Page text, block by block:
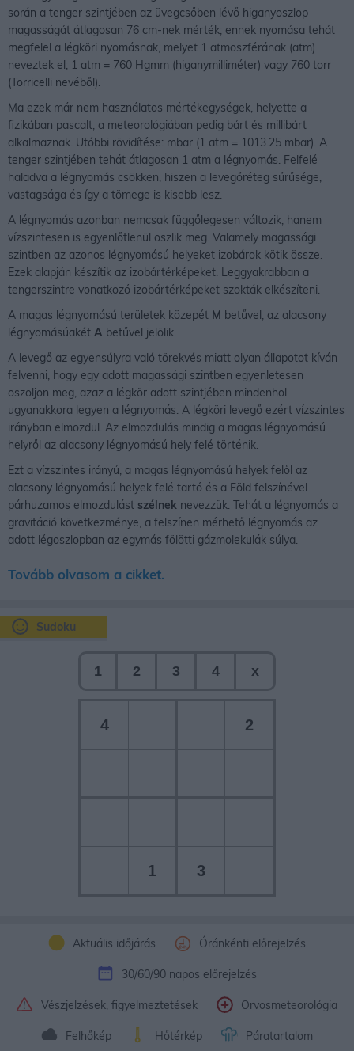
Aktuális időjárás Óránkénti előrejelzés
30/60/90 napos előrejelzés
Vészjelzések, figyelmeztetések Orvosmeteorológia
Felhőkép Hőtérkép Páratartalom
Sudoku
1 2 3 4 x
4 2
1 3
során a tenger szintjében az üvegcsőben lévő higanyoszlop
magasságát átlagosan 76 cm-nek mérték; ennek nyomása tehát
megfelel a légköri nyomásnak, melyet 1 atmoszférának (atm)
neveztek el; 1 atm = 760 Hgmm (higanymilliméter) vagy 760 torr
(Torricelli nevéből).
Ma ezek már nem használatos mértékegységek, helyette a
fizikában pascalt, a meteorológiában pedig bárt és millibárt
alkalmaznak. Utóbbi rövidítése: mbar (1 atm = 1013.25 mbar). A
tenger szintjében tehát átlagosan 1 atm a légnyomás. Felfelé
haladva a légnyomás csökken, hiszen a levegőréteg sűrűsége,
vastagsága és így a tömege is kisebb lesz.
A légnyomás azonban nemcsak függőlegesen változik, hanem
vízszintesen is egyenlőtlenül oszlik meg. Valamely magassági
szintben az azonos légnyomású helyeket izobárok kötik össze.
Ezek alapján készítik az izobártérképeket. Leggyakrabban a
tengerszintre vonatkozó izobártérképeket szokták elkészíteni.
A magas légnyomású területek közepét M betűvel, az alacsony
légnyomásúakét A betűvel jelölik.
A levegő az egyensúlyra való törekvés miatt olyan állapotot kíván
felvenni, hogy egy adott magassági szintben egyenletesen
oszoljon meg, azaz a légkör adott szintjében mindenhol
ugyanakkora legyen a légnyomás. A légköri levegő ezért vízszintes
irányban elmozdul. Az elmozdulás mindig a magas légnyomású
helyről az alacsony légnyomású hely felé történik.
Ezt a vízszintes irányú, a magas légnyomású helyek felől az
alacsony légnyomású helyek felé tartó és a Föld felszínével
párhuzamos elmozdulást szélnek nevezzük. Tehát a légnyomás a
gravitáció következménye, a felszínen mérhető légnyomás az
adott légoszlopban az egymás fölötti gázmolekulák súlya.
Tovább olvasom a cikket.